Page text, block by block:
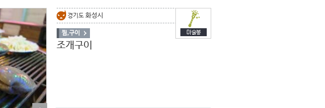
경기도 화성시
찜,구이
조개구이